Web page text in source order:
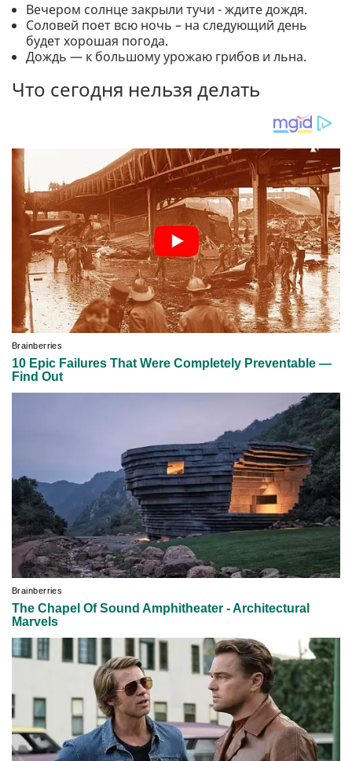
Вечером солнце закрыли тучи - ждите дождя.
Соловей поет всю ночь – на следующий день
будет хорошая погода.
Дождь — к большому урожаю грибов и льна.
Что сегодня нельзя делать